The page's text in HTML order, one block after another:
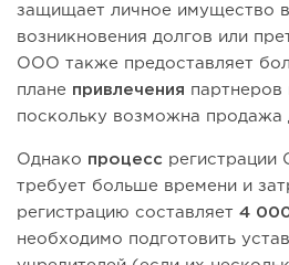
защищает личное имущество
возникновения долгов или
ООО также предоставляет
плане привлечения партнеров
поскольку возможна продажа
Однако процесс
требует больше времени и
регистрацию составляет 4
необходимо подготовить